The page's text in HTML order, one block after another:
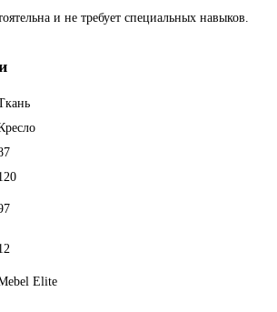
и не требует специальных навыков.
Elite